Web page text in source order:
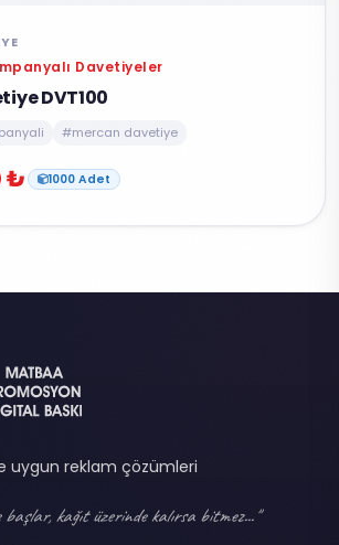
Davetiyeler
DVT100
#mercan davetiye
₺ 1000 Adet
uygun reklam çözümleri
başlar, kağıt üzerinde kalırsa bitmez..."